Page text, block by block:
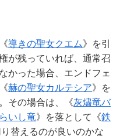
導きの聖女クエム》を引
が残っていれば、通常召
かった場合、エンドフェ
赫の聖女カルテシア》を
その場合は、《灰燼竜バ
いし竜》を落として《鉄
替えるのが良いのかな